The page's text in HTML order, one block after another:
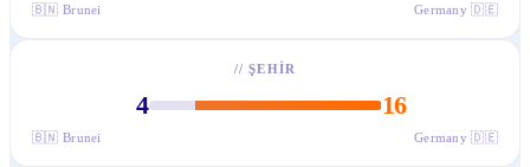
🇧🇳 Brunei Germany 🇩🇪
//ŞEHIR
4 16
🇧🇳 Brunei Germany 🇩🇪